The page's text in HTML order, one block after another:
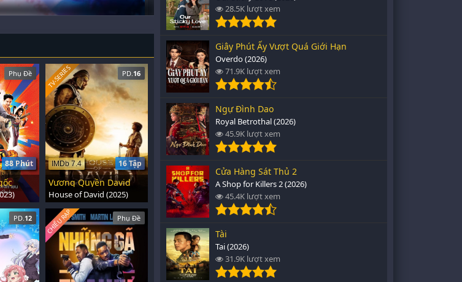
Phụ Đề
88 Phút
PD. 16
16 Tập
IMDb 7.4
TV-SERIES
Vương Quyền David
House of David (2025)
PD. 12 Phụ Đề
CHIẾU RẠP
28.5K lượt xem
Giây Phút Ấy Vượt Quá Giới Hạn
Overdo (2026)
71.9K lượt xem
Ngự Đình Dao
Royal Betrothal (2026)
45.9K lượt xem
Cửa Hàng Sát Thủ 2
A Shop for Killers 2 (2026)
45.4K lượt xem
Tài
Tai (2026)
31.9K lượt xem